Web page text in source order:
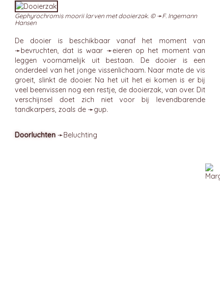
Gephyrochromis moorii larven met dooierzak. © ➛F. Ingemann
Hansen
De dooier is beschikbaar vanaf het moment van
➛bevruchten, dat is waar ➛eieren op het moment van
leggen voornamelijk uit bestaan. De dooier is een
onderdeel van het jonge vissenlichaam. Naar mate de vis
groeit, slinkt de dooier. Na het uit het ei komen is er bij
veel beenvissen nog een restje, de dooierzak, van over. Dit
verschijnsel doet zich niet voor bij levendbarende
tandkarpers, zoals de ➛gup.
Doorluchten ➛Beluchting